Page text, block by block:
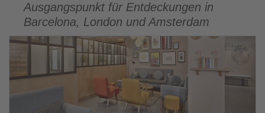
Ausgangspunkt für Entdeckungen in
Barcelona, London und Amsterdam